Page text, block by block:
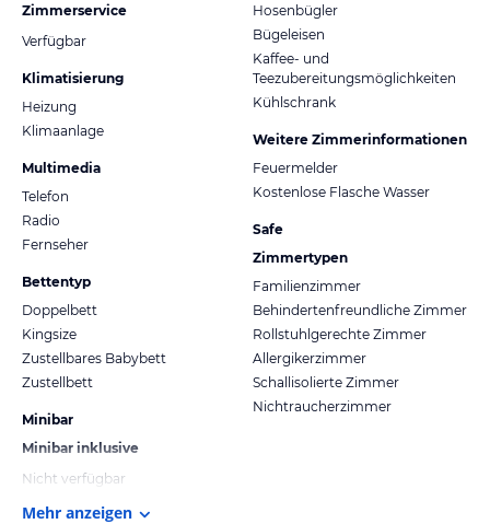
Zimmerservice
Verfügbar
Klimatisierung
Heizung
Klimaanlage
Multimedia
Telefon
Radio
Fernseher
Bettentyp
Doppelbett
Kingsize
Zustellbares Babybett
Zustellbett
Minibar
Minibar inklusive
Nicht verfügbar
Hosenbügler
Bügeleisen
Kaffee- und
Teezubereitungsmöglichkeiten
Kühlschrank
Weitere Zimmerinformationen
Feuermelder
Kostenlose Flasche Wasser
Safe
Zimmertypen
Familienzimmer
Behindertenfreundliche Zimmer
Rollstuhlgerechte Zimmer
Allergikerzimmer
Schallisolierte Zimmer
Nichtraucherzimmer
Mehr anzeigen